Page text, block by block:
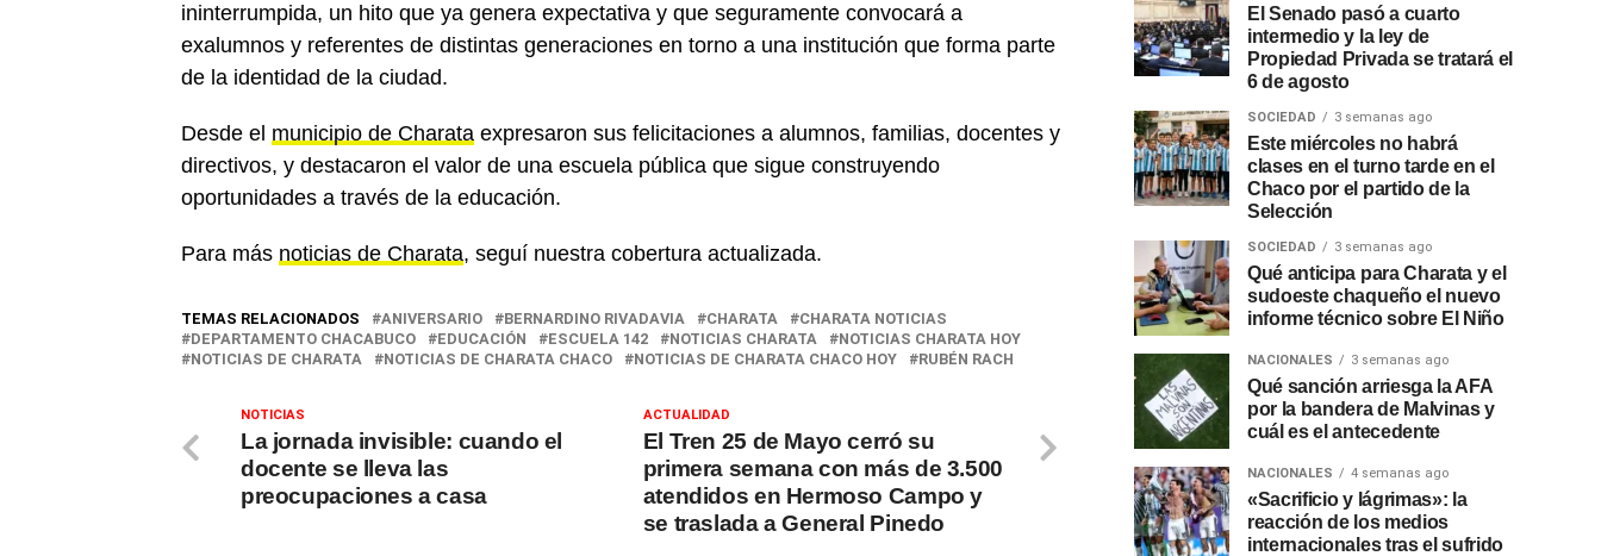
ininterrumpida, un hito que ya genera expectativa y que seguramente convocará a
exalumnos y referentes de distintas generaciones en torno a una institución que forma parte
de la identidad de la ciudad.
Desde el municipio de Charata expresaron sus felicitaciones a alumnos, familias, docentes y
directivos, y destacaron el valor de una escuela pública que sigue construyendo
oportunidades a través de la educación.
Para más noticias de Charata, seguí nuestra cobertura actualizada.
TEMAS RELACIONADOS ANIVERSARIO BERNARDINO RIVADAVIA CHARATA
CHARATA NOTICIAS
DEPARTAMENTO CHACABUCO
EDUCACIÓN ESCUELA 142 NOTICIAS CHARATA
NOTICIAS CHARATA HOY
NOTICIAS DE CHARATA
NOTICIAS DE CHARATA CHACO NOTICIAS DE CHARATA CHACO HOY RUBÉN RACH
ACTUALIDAD
El Tren 25 de Mayo cerró su
primera semana con más de 3.500
atendidos en Hermoso Campo y
se traslada a General Pinedo
NOTICIAS
La jornada invisible: cuando el
docente se lleva las
preocupaciones a casa
El Senado pasó a cuarto
intermedio y la ley de
Propiedad Privada se tratará el
6 de agosto
SOCIEDAD 3 semanas ago
Este miércoles no habrá
clases en el turno tarde en el
Chaco por el partido de la
Selección
SOCIEDAD 3 semanas ago
Qué anticipa para Charata y el
sudoeste chaqueño el nuevo
informe técnico sobre El Niño
NACIONALES 3 semanas ago
Qué sanción arriesga la AFA
por la bandera de Malvinas y
cuál es el antecedente
NACIONALES 4 semanas ago
«Sacrificio y lágrimas»: la
reacción de los medios
internacionales tras el sufrido